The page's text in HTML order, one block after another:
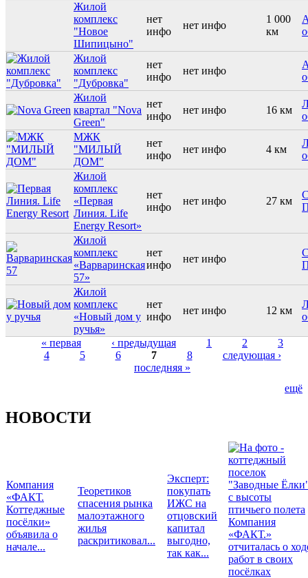
Жилой
комплекс
"Новое
Шипицыно"
нет
инфо
нет инфо
1 000
км
Жилой
комплекс
"Дубровка"
нет
инфо
нет инфо
Жилой
квартал "Nova
Green"
нет
инфо
нет инфо 16 км
МЖК
"МИЛЫЙ
ДОМ"
нет
инфо
нет инфо 4 км
Жилой
комплекс
«Первая
Линия. Life
Energy Resort»
нет
инфо
нет инфо 27 км
Жилой
комплекс
«Варваринская
57»
нет
инфо
нет инфо
Жилой
комплекс
«Новый дом у
ручья»
нет
инфо
нет инфо 12 км
Страницы
« первая ‹ предыдущая 1 2
3
4
5 6 7 8
следующая ›
последняя »
ещё
НОВОСТИ
Компания
«ФАКТ.
Коттеджные
посёлки»
объявила о
начале...
Теоретиков
спасения рынка
малоэтажного
жилья
раскритиковал...
Эксперт:
покупать
ИЖС на
отцовский
капитал
выгодно,
так как...
Компания
«ФАКТ.»
отчиталась о
работ в своих
посёлках